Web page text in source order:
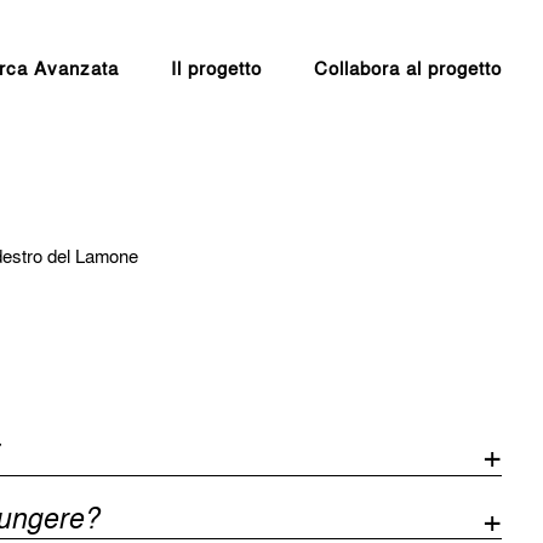
Avanzata Il progetto Collabora al progetto
del Lamone